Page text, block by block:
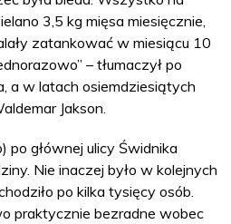
3,5 kg mięsa miesięcznie,
zatankować w miesiącu 10
– tłumaczył po
a w latach osiemdziesiątych
Jakson.
po głównej ulicy Świdnika
Nie inaczej było w kolejnych
po kilka tysięcy osób.
praktycznie bezradne wobec